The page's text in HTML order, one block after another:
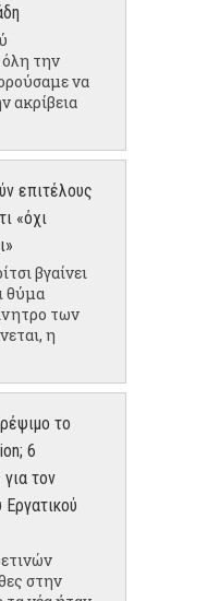
την
να
ακρίβεια
επιτέλους
«όχι
βγαίνει
θύμα
των
η
το
6
τον
στην